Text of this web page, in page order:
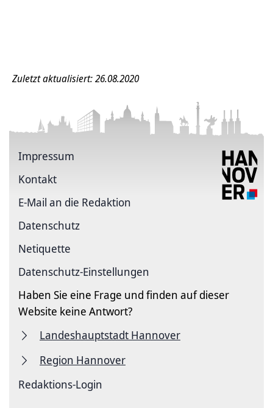
Zuletzt aktualisiert: 26.08.2020
Impressum
Kontakt
E-Mail an die Redaktion
Datenschutz
Netiquette
Datenschutz-Einstellungen
Haben Sie eine Frage und finden auf dieser
Website keine Antwort?
Landeshauptstadt Hannover
Region Hannover
Redaktions-Login